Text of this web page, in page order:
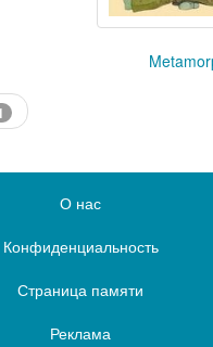
О нас
Конфиденциальность
Страница памяти
Реклама